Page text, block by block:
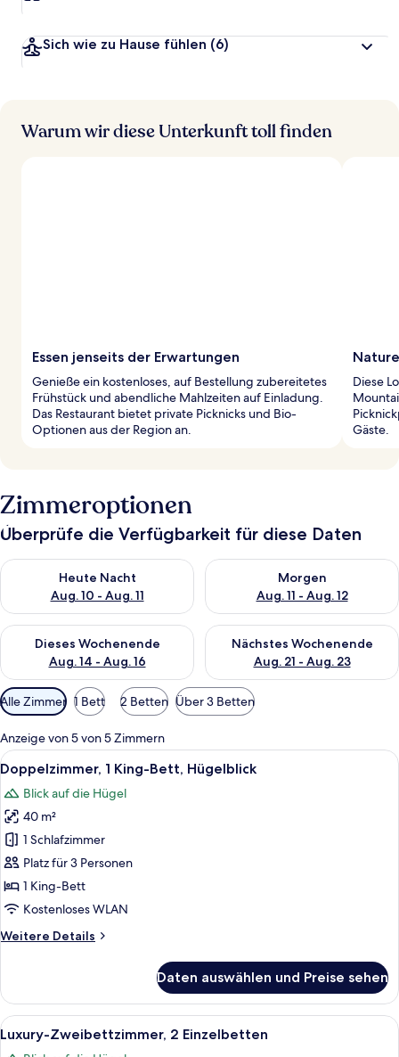
Sich wie zu Hause fühlen (6)
Warum wir diese Unterkunft toll finden
Essen jenseits der Erwartungen
Genieße ein kostenloses, auf Bestellung zubereitetes
Frühstück und abendliche Mahlzeiten auf Einladung.
Das Restaurant bietet private Picknicks und Bio-
Optionen aus der Region an.
Diese
Gäste.
Zimmeroptionen
Überprüfe die Verfügbarkeit für diese Daten
Heute Nacht
Aug. 10 - Aug. 11
Überprüfe die Verfügbarkeit für heute Nacht, Aug. 10 - Aug.
Morgen
Aug. 11 - Aug. 12
Überprüfe die Verfügbarkeit
Dieses Wochenende
Aug. 14 - Aug. 16
Überprüfe die Verfügbarkeit für dieses Wochenende, Aug. 14
Nächstes Wochenende
Aug. 21 - Aug. 23
Überprüfe die Verfügbarkeit
Verfügbare
Filter
für
Zimmer
Alle Zimmer 1 Bett 2 Betten Über 3 Betten
Anzeige von 5 von 5 Zimmern
Alle
Fotos
für
Doppelzimmer,
1 King-
Bett,
Hügelblick
anzeigen
Ein geräumiges Schlafzimmer mit
10
Doppelzimmer, 1 King-Bett, Hügelblick
Blick auf die Hügel
40 m²
1 Schlafzimmer
Platz für 3 Personen
1 King-Bett
Kostenloses WLAN
Weitere Details
Weitere
1 King-
Bett,
Hügelblick
Daten auswählen und Preise sehen
Alle
Fotos
Ein Zimmer mit einem großen Bett,
9
Luxury-Zweibettzimmer, 2 Einzelbetten